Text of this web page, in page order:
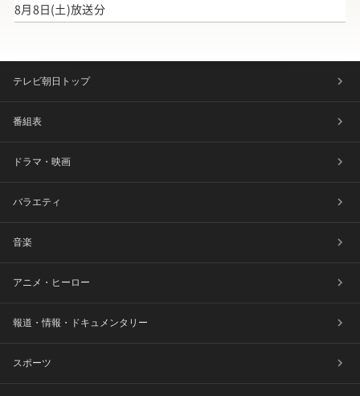
8月8日(土)放送分
テレビ朝日トップ
番組表
ドラマ・映画
バラエティ
音楽
アニメ・ヒーロー
報道・情報・ドキュメンタリー
スポーツ